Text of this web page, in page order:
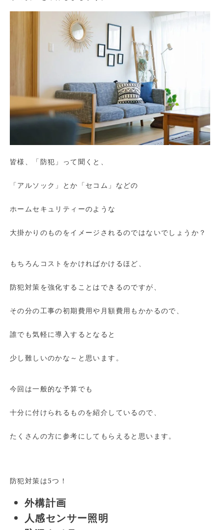
皆様、「防犯」って聞くと、
「アルソック」とか「セコム」などの
ホームセキュリティーのような
大掛かりのものをイメージされるのではないでしょうか？
もちろんコストをかければかけるほど、
防犯対策を強化することはできるのですが、
その分の工事の初期費用や月額費用もかかるので、
誰でも気軽に導入するとなると
少し難しいのかな～と思います。
今回は一般的な予算でも
十分に付けられるものを紹介しているので、
たくさんの方に参考にしてもらえると思います。
防犯対策は5つ！
外構計画
人感センサー照明